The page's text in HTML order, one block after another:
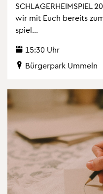
SCHLA­GER­HEIM­SPIEL
wir mit Euch be­reits
spiel...
15:30 Uhr
Bür­ger­park Um­meln